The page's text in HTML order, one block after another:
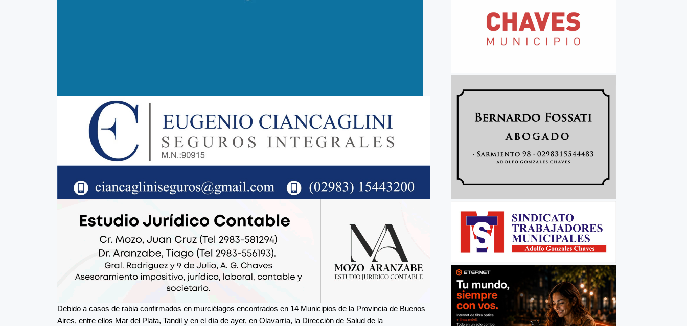
Debido a casos de rabia confirmados en murciélagos encontrados en 14 Municipios de la Provincia de Buenos
Aires, entre ellos Mar del Plata, Tandil y en el día de ayer, en Olavarría, la Dirección de Salud de la